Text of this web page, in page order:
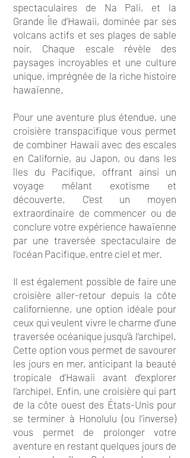
spectaculaires de Na Pali, et la
Grande Île d’Hawaii, dominée par ses
volcans actifs et ses plages de sable
noir. Chaque escale révèle des
paysages incroyables et une culture
unique, imprégnée de la riche histoire
hawaïenne.
Pour une aventure plus étendue, une
croisière transpacifique vous permet
de combiner Hawaii avec des escales
en Californie, au Japon, ou dans les
îles du Pacifique, offrant ainsi un
voyage mêlant exotisme et
découverte. C’est un moyen
extraordinaire de commencer ou de
conclure votre expérience hawaïenne
par une traversée spectaculaire de
l’océan Pacifique, entre ciel et mer.
Il est également possible de faire une
croisière aller-retour depuis la côte
californienne, une option idéale pour
ceux qui veulent vivre le charme d’une
traversée océanique jusqu’à l’archipel.
Cette option vous permet de savourer
les jours en mer, anticipant la beauté
tropicale d’Hawaii avant d’explorer
l’archipel. Enfin, une croisière qui part
de la côte ouest des États-Unis pour
se terminer à Honolulu (ou l’inverse)
vous permet de prolonger votre
aventure en restant quelques jours de